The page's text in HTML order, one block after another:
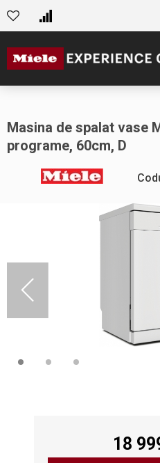
Masina de spalat vase
programe, 60cm, D
18